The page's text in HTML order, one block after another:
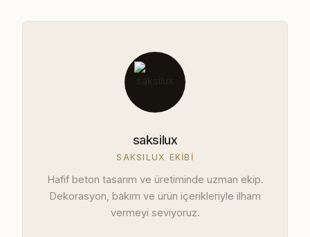
saksilux
SAKSILUX EKIBI
Hafif beton tasarım ve üretiminde uzman ekip.
Dekorasyon, bakım ve ürün içerikleriyle ilham
vermeyi seviyoruz.